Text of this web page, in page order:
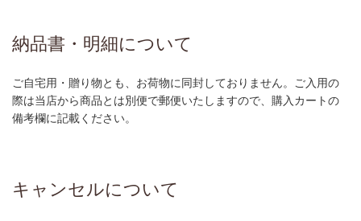
納品書・明細について
ご自宅用・贈り物とも、お荷物に同封しておりません。ご入用の
際は当店から商品とは別便で郵便いたしますので、購入カートの
備考欄に記載ください。
キャンセルについて